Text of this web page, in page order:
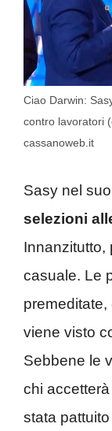
Ciao Darwin:
contro lavoratori
cassanoweb.it
Sasy nel
selezioni
Innanzitutto,
casuale. Le
viene visto
Sebbene le
chi
stata